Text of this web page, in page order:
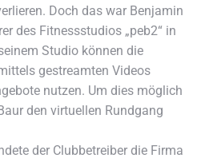
Doch das war Benjamin
des Fitnessstudios „peb2“ in
Studio können die
gestreamten Videos
nutzen. Um dies möglich
den virtuellen Rundgang
der Clubbetreiber die Firma